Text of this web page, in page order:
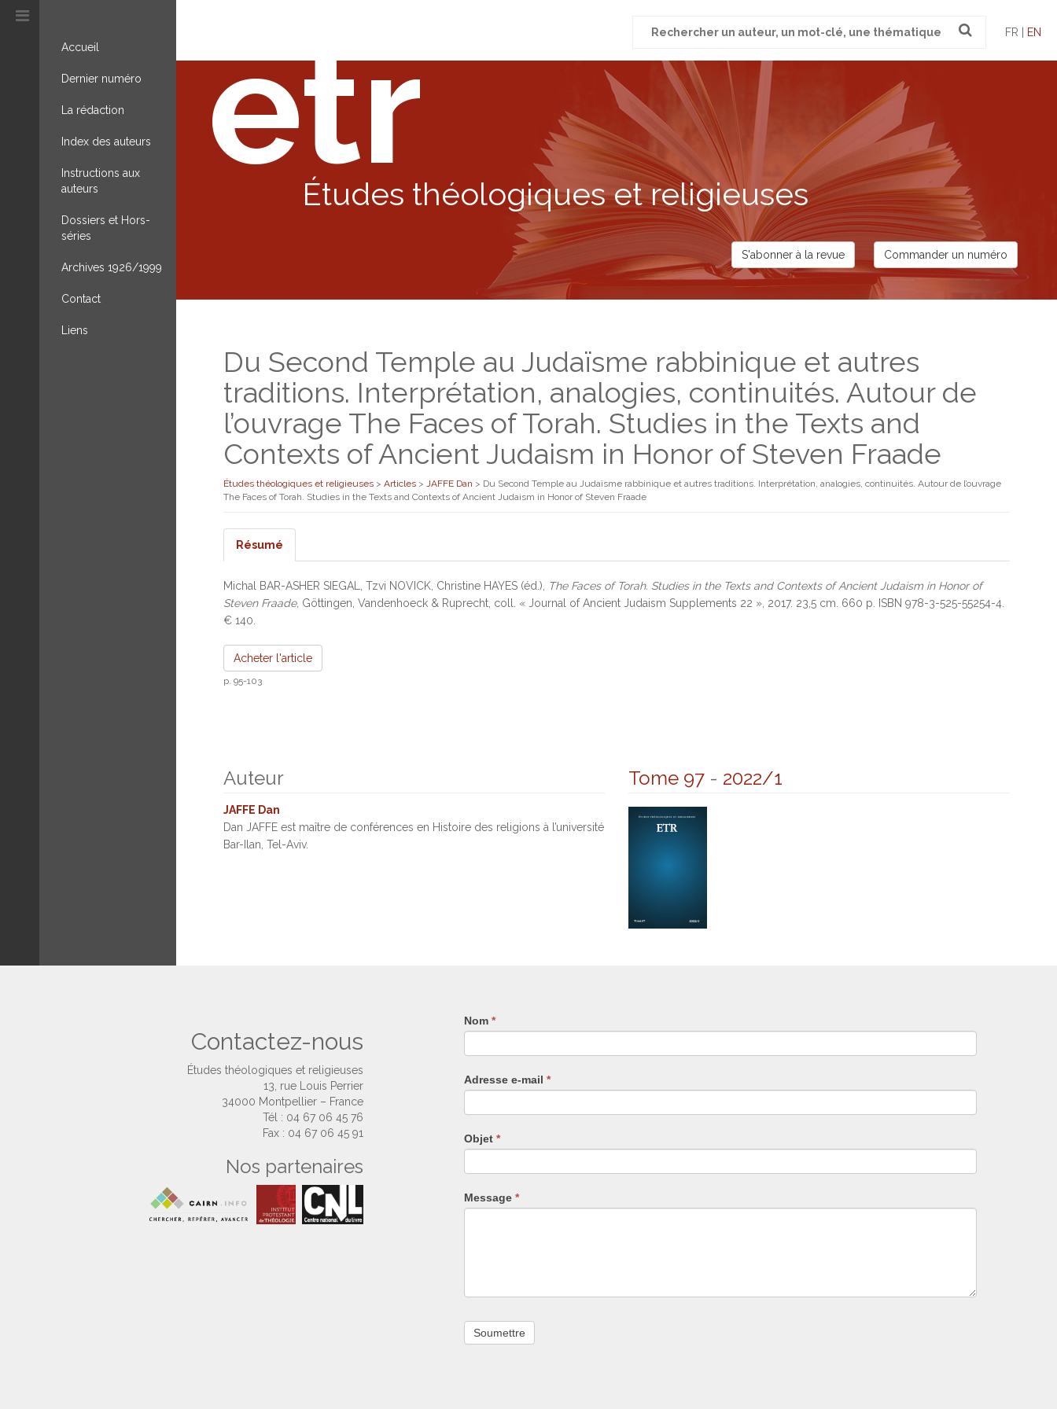
Accueil
Dernier numéro
La rédaction
Index des auteurs
Instructions aux
auteurs
Dossiers et Hors-
séries
Archives 1926/1999
Contact
Liens
pour
FR | EN
etr
Études théologiques et religieuses
S'abonner à la revue Commander un numéro
Du Second Temple au Judaïsme rabbinique et autres
traditions. Interprétation, analogies, continuités. Autour de
l’ouvrage The Faces of Torah. Studies in the Texts and
Contexts of Ancient Judaism in Honor of Steven Fraade
Études théologiques et religieuses > Articles > JAFFE Dan > Du Second Temple au Judaïsme rabbinique et autres traditions. Interprétation, analogies, continuités. Autour de l’ouvrage
The Faces of Torah. Studies in the Texts and Contexts of Ancient Judaism in Honor of Steven Fraade
Résumé
Michal BAR-ASHER SIEGAL, Tzvi NOVICK, Christine HAYES (éd.),
The Faces of Torah. Studies in the Texts and Contexts of Ancient Judaism in Honor of
Steven Fraade, Göttingen, Vandenhoeck & Ruprecht, coll. « Journal of Ancient Judaism Supplements 22 », 2017. 23,5 cm. 660 p. ISBN 978-3-525-55254-4.
€ 140.
Acheter l'article
p. 95-103
Auteur
JAFFE Dan
Dan JAFFE est maître de conférences en Histoire des religions à l’université
Bar-Ilan, Tel-Aviv.
Tome 97 - 2022/1
Contactez-nous
Études théologiques et religieuses
13, rue Louis Perrier
34000 Montpellier – France
Tél : 04 67 06 45 76
Fax : 04 67 06 45 91
Nos partenaires
Nom *
Adresse e-mail *
Objet *
Message *
Si
vous
êtes
humain,
remplissez
ce